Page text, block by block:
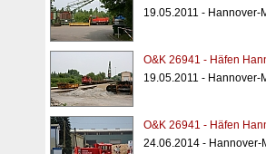
19.05.2011 - Hannover-
O&K 26941 - Häfen
19.05.2011 - Hannover-
O&K 26941 - Häfen
24.06.2014 - Hannover-